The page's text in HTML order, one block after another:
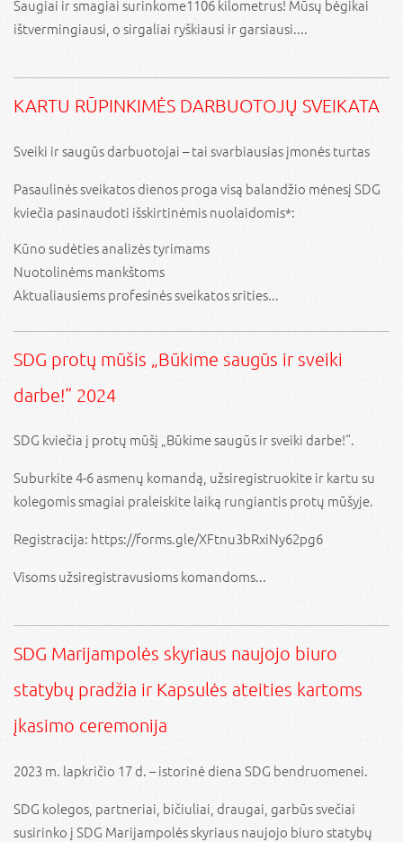
Saugiai ir smagiai surinkome1106 kilometrus! Mūsų bėgikai
ištvermingiausi, o sirgaliai ryškiausi ir garsiausi....
KARTU RŪPINKIMĖS DARBUOTOJŲ SVEIKATA
Sveiki ir saugūs darbuotojai – tai svarbiausias įmonės turtas
Pasaulinės sveikatos dienos proga visą balandžio mėnesį SDG
kviečia pasinaudoti išskirtinėmis nuolaidomis*:
Kūno sudėties analizės tyrimams
Nuotolinėms mankštoms
Aktualiausiems profesinės sveikatos srities...
SDG protų mūšis „Būkime saugūs ir sveiki
darbe!“ 2024
SDG kviečia į protų mūšį „Būkime saugūs ir sveiki darbe!“.
Suburkite 4-6 asmenų komandą, užsiregistruokite ir kartu su
kolegomis smagiai praleiskite laiką rungiantis protų mūšyje.
Registracija: https://forms.gle/XFtnu3bRxiNy62pg6
Visoms užsiregistravusioms komandoms...
SDG Marijampolės skyriaus naujojo biuro
statybų pradžia ir Kapsulės ateities kartoms
įkasimo ceremonija
2023 m. lapkričio 17 d. – istorinė diena SDG bendruomenei.
SDG kolegos, partneriai, bičiuliai, draugai, garbūs svečiai
susirinko į SDG Marijampolės skyriaus naujojo biuro statybų